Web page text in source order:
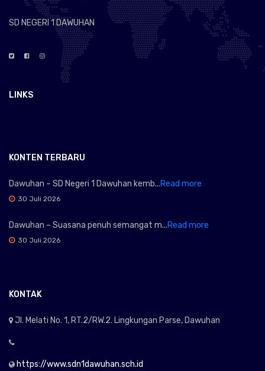
SD NEGERI 1 DAWUHAN
LINKS
KONTEN TERBARU
Dawuhan – SD Negeri 1 Dawuhan kemb...Read more
30 Juli 2026
Dawuhan – Suasana penuh semangat m...Read more
30 Juli 2026
KONTAK
Jl. Melati No. 1, RT.2/RW.2. Lingkungan Parse, Dawuhan
https://www.sdn1dawuhan.sch.id